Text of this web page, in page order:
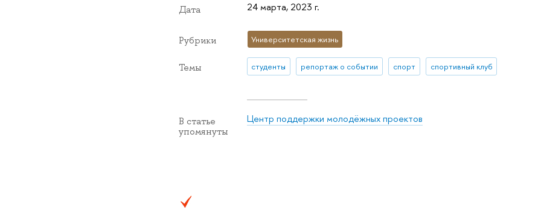
Дата 24 марта, 2023 г.
Рубрики Университетская жизнь
Темы студенты репортаж о событии спорт спортивный клуб
В статье
упомянуты
Центр поддержки молодёжных проектов